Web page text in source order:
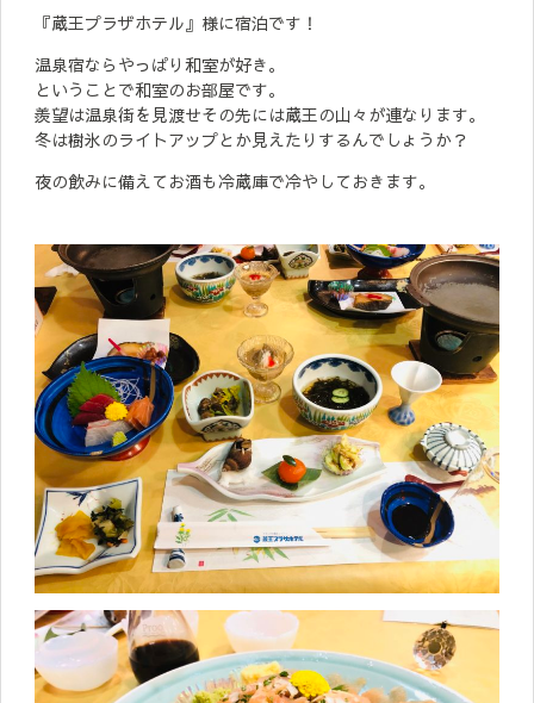
『蔵王プラザホテル』様に宿泊です！
温泉宿ならやっぱり和室が好き。
ということで和室のお部屋です。
羨望は温泉街を見渡せその先には蔵王の山々が連なります。
冬は樹氷のライトアップとか見えたりするんでしょうか？
夜の飲みに備えてお酒も冷蔵庫で冷やしておきます。